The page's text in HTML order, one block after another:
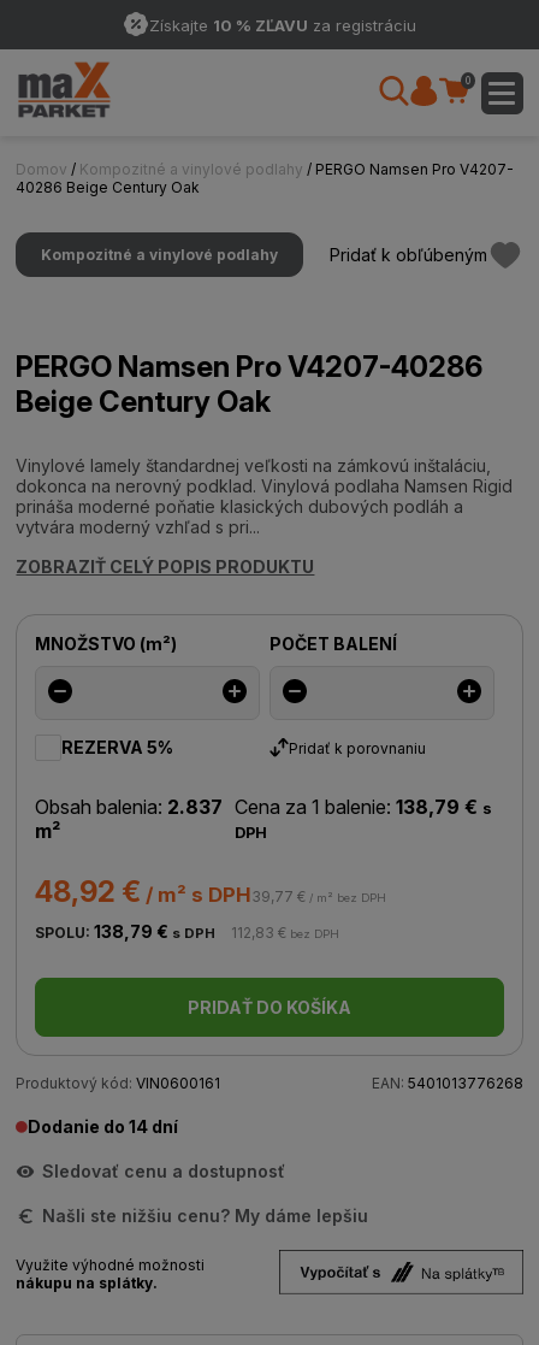
Získajte 10 % ZĽAVU za registráciu
0
Domov / Kompozitné a vinylové podlahy / PERGO Namsen Pro V4207-
40286 Beige Century Oak
Kompozitné a vinylové podlahy Pridať k obľúbeným
PERGO Namsen Pro V4207-40286
Beige Century Oak
Vinylové lamely štandardnej veľkosti na zámkovú inštaláciu,
dokonca na nerovný podklad. Vinylová podlaha Namsen Rigid
prináša moderné poňatie klasických dubových podláh a
vytvára moderný vzhľad s pri...
ZOBRAZIŤ CELÝ POPIS PRODUKTU
MNOŽSTVO (m²) POČET BALENÍ
REZERVA 5% Pridať k porovnaniu
Obsah balenia: 2.837
m²
Cena za 1 balenie: 138,79 € s
DPH
48,92 € / m² s DPH39,77 € / m² bez DPH
SPOLU:138,79 € s DPH 112,83 € bez DPH
PRIDAŤ DO KOŠÍKA
Produktový kód: VIN0600161 EAN: 5401013776268
Dodanie do 14 dní
Sledovať cenu a dostupnosť
Našli ste nižšiu cenu? My dáme lepšiu
Využite výhodné možnosti
nákupu na splátky.